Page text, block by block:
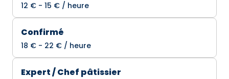
12 € - 15 € / heure
Confirmé
18 € - 22 € / heure
Expert / Chef pâtissier